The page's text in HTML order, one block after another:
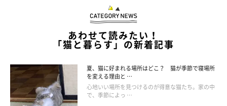
あわせて読みたい！
「猫と暮らす」の新着記事
夏、猫に好まれる場所はどこ？ 猫が季節で寝場所
を変える理由と …
心地いい場所を見つけるのが得意な猫たち。家の中
で、季節によっ …